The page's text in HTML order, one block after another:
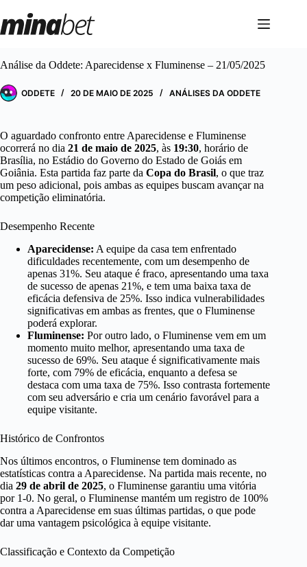
para
o
Análise da Oddete: Aparecidense x Fluminense – 21/05/2025
ODDETE 20 DE MAIO DE 2025 ANÁLISES DA ODDETE
O aguardado confronto entre Aparecidense e Fluminense
ocorrerá no dia 21 de maio de 2025, às 19:30, horário de
Brasília, no Estádio do Governo do Estado de Goiás em
Goiânia. Esta partida faz parte da Copa do Brasil, o que traz
um peso adicional, pois ambas as equipes buscam avançar na
competição eliminatória.
Desempenho Recente
Aparecidense: A equipe da casa tem enfrentado
dificuldades recentemente, com um desempenho de
apenas 31%. Seu ataque é fraco, apresentando uma taxa
de sucesso de apenas 21%, e tem uma baixa taxa de
eficácia defensiva de 25%. Isso indica vulnerabilidades
significativas em ambas as frentes, que o Fluminense
poderá explorar.
Fluminense: Por outro lado, o Fluminense vem em um
momento muito melhor, apresentando uma taxa de
sucesso de 69%. Seu ataque é significativamente mais
forte, com 79% de eficácia, enquanto a defesa se
destaca com uma taxa de 75%. Isso contrasta fortemente
com seu adversário e cria um cenário favorável para a
equipe visitante.
Histórico de Confrontos
Nos últimos encontros, o Fluminense tem dominado as
estatísticas contra a Aparecidense. Na partida mais recente, no
dia 29 de abril de 2025, o Fluminense garantiu uma vitória
por 1-0. No geral, o Fluminense mantém um registro de 100%
contra a Aparecidense em suas últimas partidas, o que pode
dar uma vantagem psicológica à equipe visitante.
Classificação e Contexto da Competição